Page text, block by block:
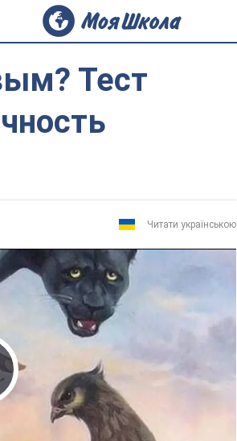
Тест
Читати українською
Video